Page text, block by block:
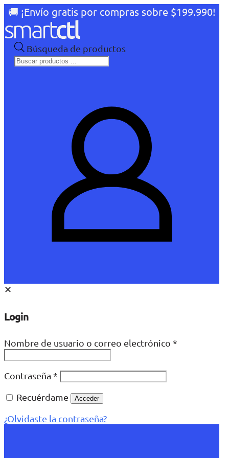
🚚 ¡Envío gratis por compras sobre $199.990!
Búsqueda de productos
✕
Login
Nombre de usuario o correo electrónico *
Contraseña *
Recuérdame
Acceder
¿Olvidaste la contraseña?